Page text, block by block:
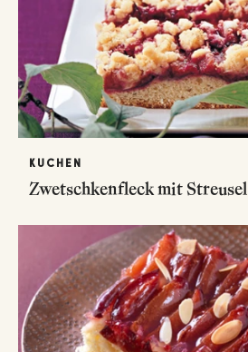
KUCHEN
Zwetschkenfleck mit Streusel